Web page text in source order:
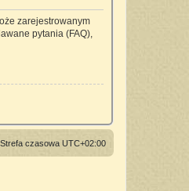
zarejestrowanym
pytania (FAQ),
Strefa czasowa UTC+02:00